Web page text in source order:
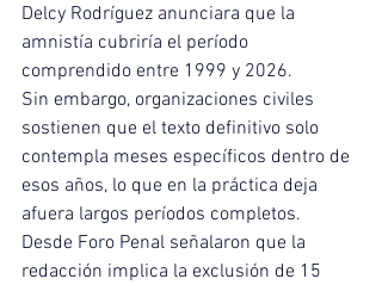
Delcy Rodríguez anunciara que la
amnistía cubriría el período
comprendido entre 1999 y 2026.
Sin embargo, organizaciones civiles
sostienen que el texto definitivo solo
contempla meses específicos dentro de
esos años, lo que en la práctica deja
afuera largos períodos completos.
Desde Foro Penal señalaron que la
redacción implica la exclusión de 15